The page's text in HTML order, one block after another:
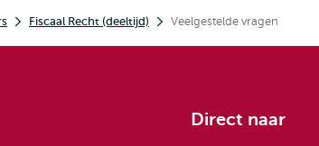
Fiscaal Recht (deeltijd) Veelgestelde vragen
Direct naar